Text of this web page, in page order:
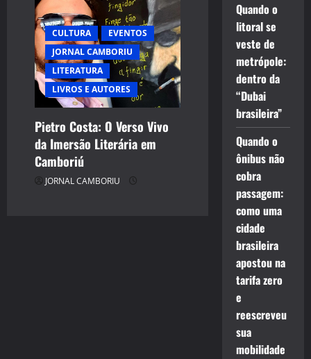
CULTURA
EVENTOS
JORNAL CAMBORIU
LITERATURA
LIVROS E AUTORES
Pietro Costa: O Verso Vivo
da Imersão Literária em
Camboriú
JORNAL CAMBORIU
Quando o
litoral se
veste de
metrópole:
dentro da
“Dubai
brasileira”
Quando o
ônibus não
cobra
passagem:
como uma
cidade
brasileira
apostou na
tarifa zero
e
reescreveu
sua
mobilidade